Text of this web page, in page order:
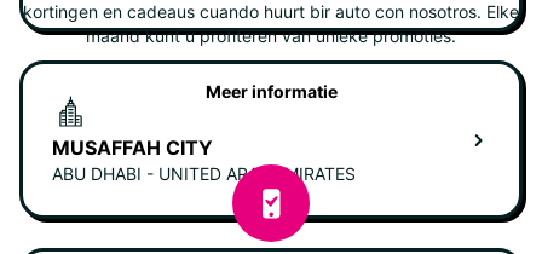
MUSAFFAH CITY
ABU DHABI - UNITED ARAB EMIRATES
kortingen en cadeaus cuando huurt bir auto con nosotros. Elke
maand kunt u profiteren van unieke promoties.
Meer informatie